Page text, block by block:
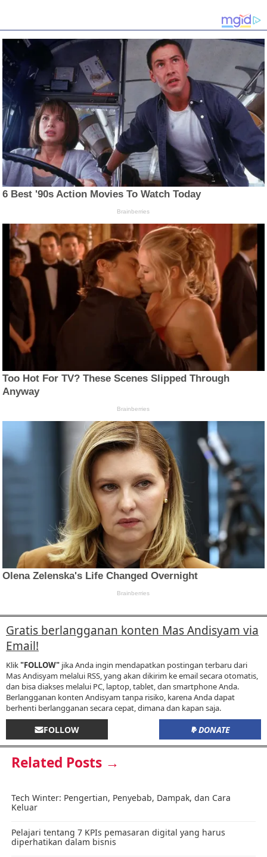
Gratis berlangganan konten Mas Andisyam via
Email!
Klik"FOLLOW" jika Anda ingin mendapatkan postingan terbaru dari
Mas Andisyam melalui RSS, yang akan dikirim ke email secara otomatis,
dan bisa diakses melalui PC, laptop, tablet, dan smartphone Anda.
Berlangganan konten Andisyam tanpa risiko, karena Anda dapat
berhenti berlangganan secara cepat, dimana dan kapan saja.
FOLLOW DONATE
Related Posts →